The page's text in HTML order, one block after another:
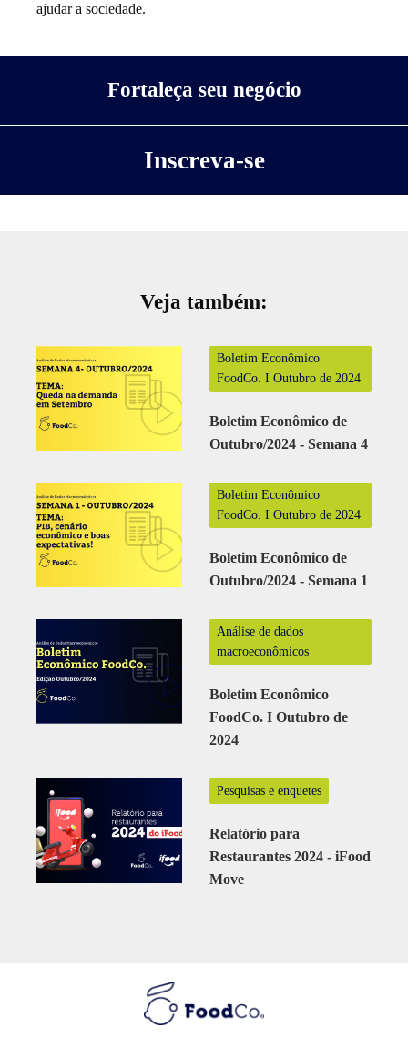
ajudar a sociedade.
Fortaleça seu negócio
Inscreva-se
Veja também:
Boletim Econômico
FoodCo. I Outubro de 2024
Boletim Econômico de
Outubro/2024 - Semana 4
Boletim Econômico
FoodCo. I Outubro de 2024
Boletim Econômico de
Outubro/2024 - Semana 1
Análise de dados
macroeconômicos
Boletim Econômico
FoodCo. I Outubro de
2024
Pesquisas e enquetes
Relatório para
Restaurantes 2024 - iFood
Move